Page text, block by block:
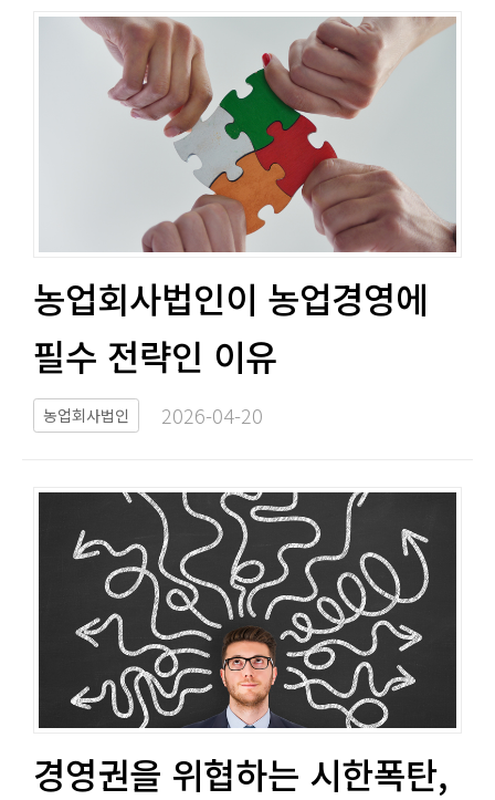
농업회사법인이 농업경영에
필수 전략인 이유​​
농업회사법인 2026-04-20​
경영권을 위협하는 시한폭탄,